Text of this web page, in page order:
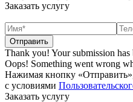
Заказать услугу
Thank you! Your submission has
Oops! Something went wrong
Нажимая кнопку
с условиями
Заказать услугу